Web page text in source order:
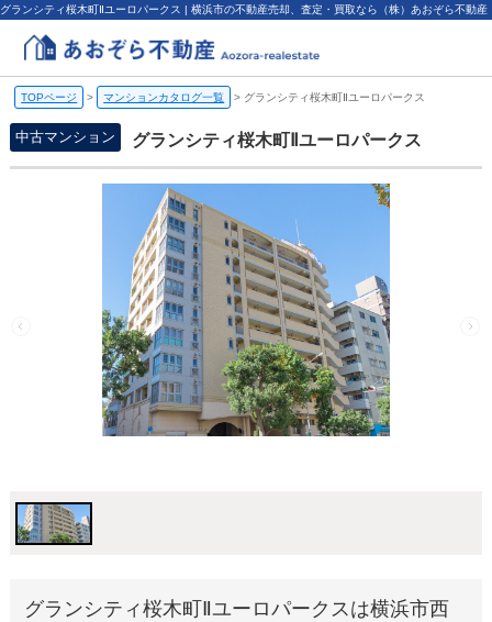
グランシティ桜木町Ⅱユーロパークス | 横浜市の不動産売却、査定・買取なら（株）あおぞら不動産
TOPページ > マンションカタログ一覧 > グランシティ桜木町Ⅱユーロパークス
中古マンション グランシティ桜木町Ⅱユーロパークス
グランシティ桜木町Ⅱユーロパークスは横浜市西